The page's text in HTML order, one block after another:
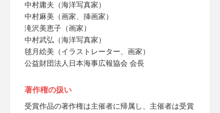
中村庸夫（海洋写真家）
中村麻美（画家、挿画家）
滝沢美恵子（画家）
中村武弘（海洋写真家）
毬月絵美（イラストレーター、画家）
公益財団法人日本海事広報協会 会長
著作権の扱い
受賞作品の著作権は主催者に帰属し、主催者は受賞